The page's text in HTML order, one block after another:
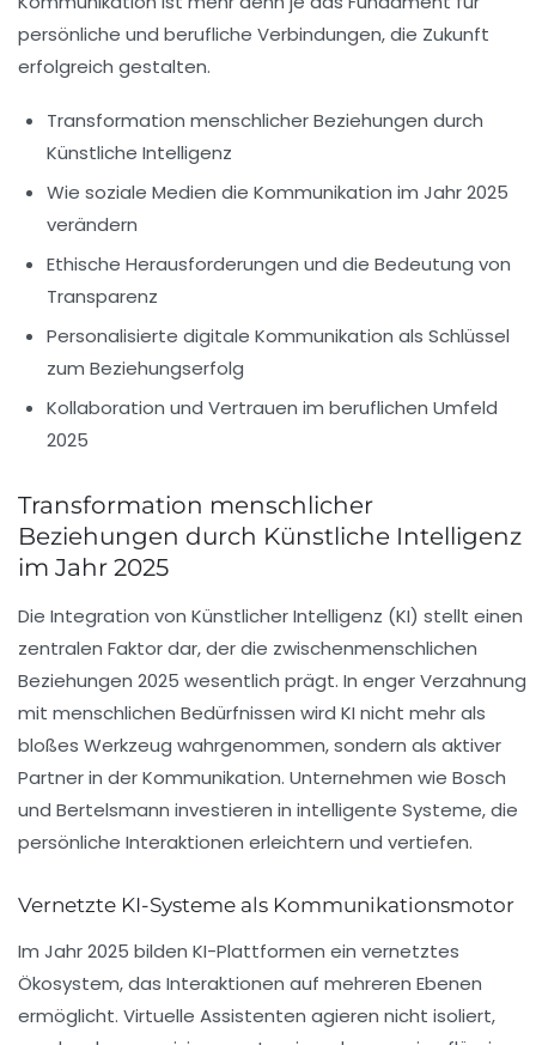
persönliche und berufliche Verbindungen, die Zukunft
erfolgreich gestalten.
Transformation menschlicher Beziehungen durch
Künstliche Intelligenz
Wie soziale Medien die Kommunikation im Jahr 2025
verändern
Ethische Herausforderungen und die Bedeutung von
Transparenz
Personalisierte digitale Kommunikation als Schlüssel
zum Beziehungserfolg
Kollaboration und Vertrauen im beruflichen Umfeld
2025
Transformation menschlicher
Beziehungen durch Künstliche Intelligenz
im Jahr 2025
Die Integration von Künstlicher Intelligenz (KI) stellt einen
zentralen Faktor dar, der die zwischenmenschlichen
Beziehungen 2025 wesentlich prägt. In enger Verzahnung
mit menschlichen Bedürfnissen wird KI nicht mehr als
bloßes Werkzeug wahrgenommen, sondern als aktiver
Partner in der Kommunikation. Unternehmen wie Bosch
und Bertelsmann investieren in intelligente Systeme, die
persönliche Interaktionen erleichtern und vertiefen.
Vernetzte KI-Systeme als Kommunikationsmotor
Im Jahr 2025 bilden KI-Plattformen ein vernetztes
Ökosystem, das Interaktionen auf mehreren Ebenen
ermöglicht. Virtuelle Assistenten agieren nicht isoliert,